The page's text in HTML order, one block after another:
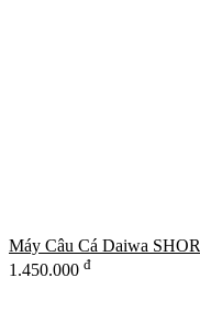
Máy Câu Cá Daiwa
1.450.000 đ